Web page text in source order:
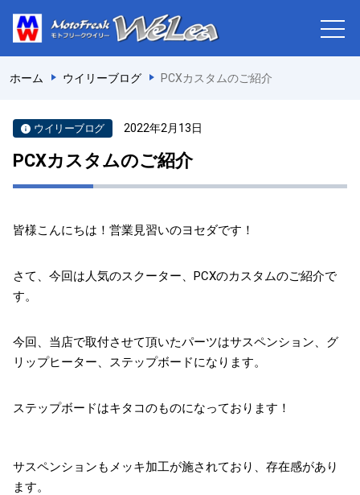
ホーム ウイリーブログ PCXカスタムのご紹介
ウイリーブログ 2022年2月13日
PCXカスタムのご紹介
皆様こんにちは！営業見習いのヨセダです！
さて、今回は人気のスクーター、PCXのカスタムのご紹介で
す。
今回、当店で取付させて頂いたパーツはサスペンション、グ
リップヒーター、ステップボードになります。
ステップボードはキタコのものになっております！
サスペンションもメッキ加工が施されており、存在感があり
ます。